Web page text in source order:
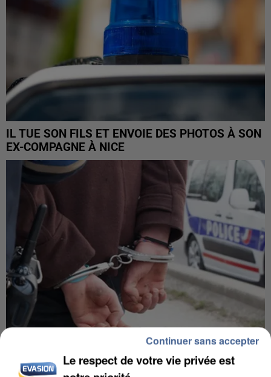
IL TUE SON FILS ET ENVOIE DES PHOTOS À SON
EX-COMPAGNE À NICE
L’UN DES FONDATEURS SUPPOSÉS DE LA DZ
Le respect de votre vie privée est
Continuer sans accepter